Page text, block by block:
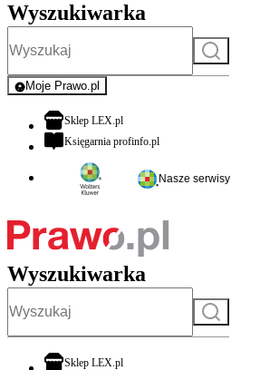
Wyszukiwarka
Szukaj
Moje Prawo.pl
- rejestracja i logowanie do serwisu
Sklep LEX.plotwiera się w nowej karcie
Księgarnia profinfo.plotwiera się w nowej karcie
Nasze serwisy
Wyszukiwarka
Szukaj
Sklep LEX.plotwiera się w nowej karcie